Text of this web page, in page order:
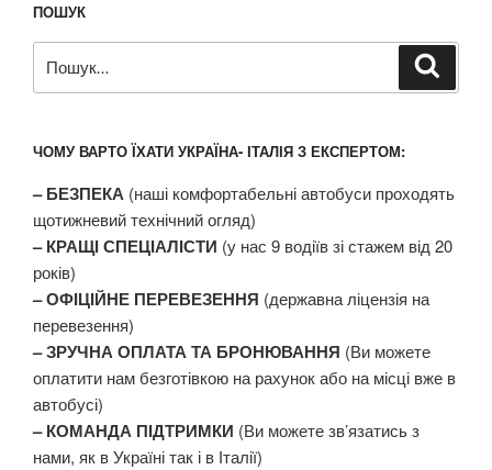
ПОШУК
за
ЧОМУ ВАРТО ЇХАТИ УКРАЇНА- ІТАЛІЯ З ЕКСПЕРТОМ:
– БЕЗПЕКА (наші комфортабельні автобуси проходять
щотижневий технічний огляд)
– КРАЩІ СПЕЦІАЛІСТИ (у нас 9 водіїв зі стажем від 20
років)
– ОФІЦІЙНЕ ПЕРЕВЕЗЕННЯ (державна ліцензія на
перевезення)
– ЗРУЧНА ОПЛАТА ТА БРОНЮВАННЯ (Ви можете
оплатити нам безготівкою на рахунок або на місці вже в
автобусі)
– КОМАНДА ПІДТРИМКИ (Ви можете зв’язатись з
нами, як в Україні так і в Італії)